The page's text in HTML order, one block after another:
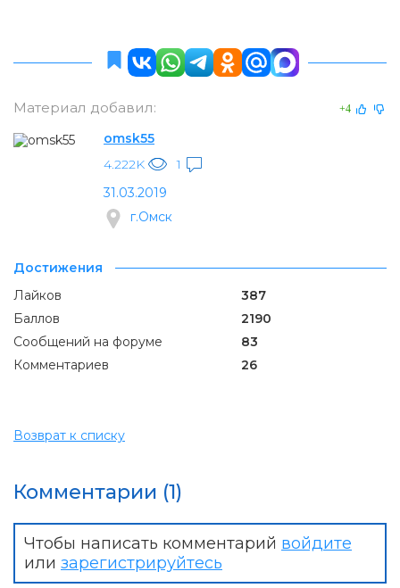
Материал добавил: +4
omsk55
4.222K
1
31.03.2019
г.Омск
Достижения
Лайков
387
Баллов
2190
Сообщений на форуме
83
Комментариев
26
Возврат к списку
Комментарии (1)
Чтобы написать комментарий войдите
или зарегистрируйтесь